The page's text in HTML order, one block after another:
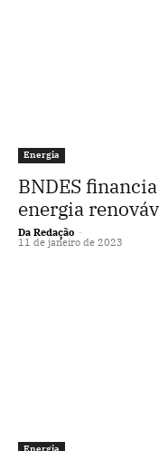
Energia
BNDES
energia
Da Redação -
11 de janeiro de 2023